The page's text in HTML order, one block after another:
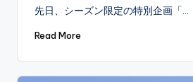
先日、シーズン限定の特別企画「…
Read More